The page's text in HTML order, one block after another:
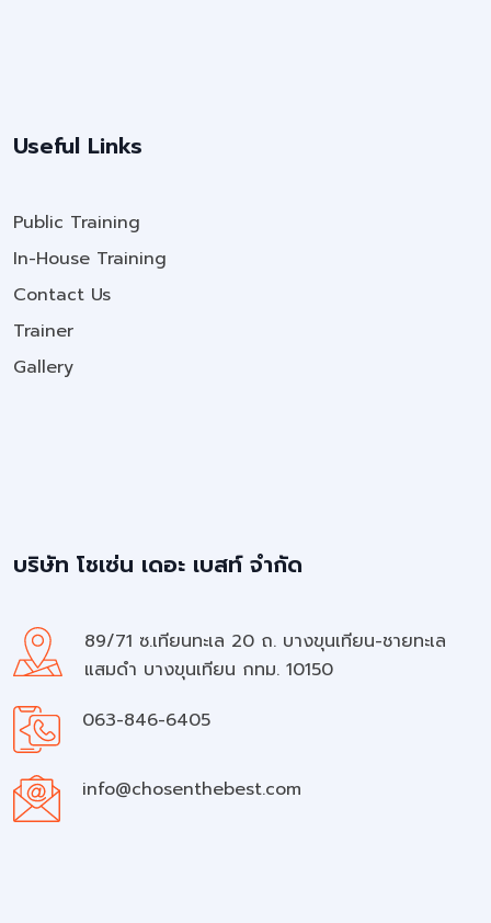
Useful Links
Public Training
In-House Training
Contact Us
Trainer
Gallery
บริษัท โชเซ่น เดอะ เบสท์ จำกัด
89/71 ซ.เทียนทะเล 20 ถ. บางขุนเทียน-ชายทะเล
แสมดำ บางขุนเทียน กทม. 10150
063-846-6405
info@chosenthebest.com